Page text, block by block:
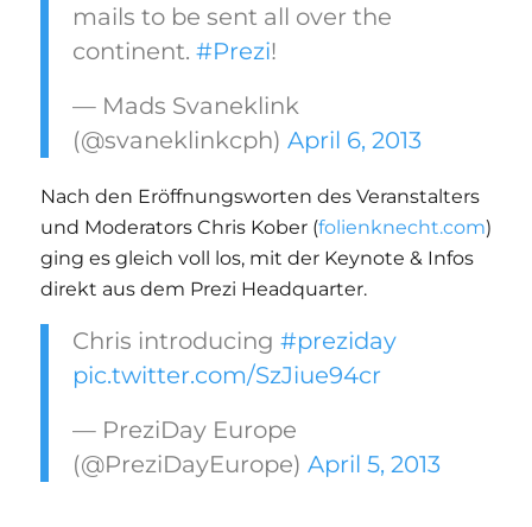
mails to be sent all over the
continent. #Prezi!
— Mads Svaneklink
(@svaneklinkcph) April 6, 2013
Nach den Eröffnungsworten des Veranstalters
und Moderators Chris Kober (folienknecht.com)
ging es gleich voll los, mit der Keynote & Infos
direkt aus dem Prezi Headquarter.
Chris introducing #preziday
pic.twitter.com/SzJiue94cr
— PreziDay Europe
(@PreziDayEurope) April 5, 2013